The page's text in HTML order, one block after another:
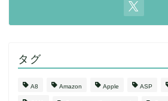
タグ
A8 Amazon Apple ASP